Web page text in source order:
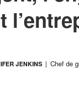
JENKINS Chef de